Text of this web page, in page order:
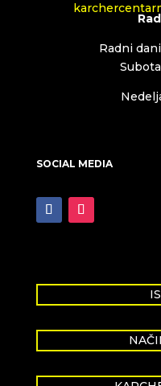
Radni
SOCIAL MEDIA